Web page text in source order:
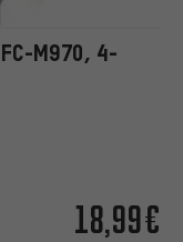
M970, 4-
18,99€